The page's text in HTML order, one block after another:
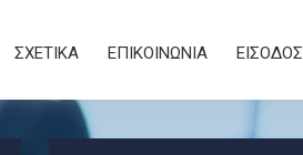
ΣΧΕΤΙΚΑ ΕΠΙΚΟΙΝΩΝΙΑ ΕΙΣΟΔΟΣ